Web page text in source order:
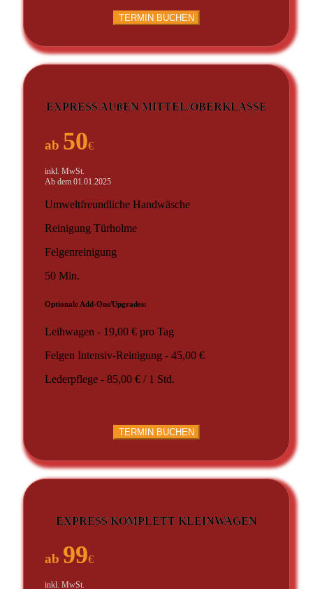
TERMIN BUCHEN
EXPRESS AUßEN MITTEL/OBERKLASSE
ab 50€
inkl. MwSt.
Ab dem 01.01.2025
Umweltfreundliche Handwäsche
Reinigung Türholme
Felgenreinigung
50 Min.
Optionale Add-Ons/Upgrades:
Leihwagen - 19,00 € pro Tag
Felgen Intensiv-Reinigung - 45,00 €
Lederpflege - 85,00 € / 1 Std.
TERMIN BUCHEN
EXPRESS KOMPLETT KLEINWAGEN
ab 99€
inkl. MwSt.